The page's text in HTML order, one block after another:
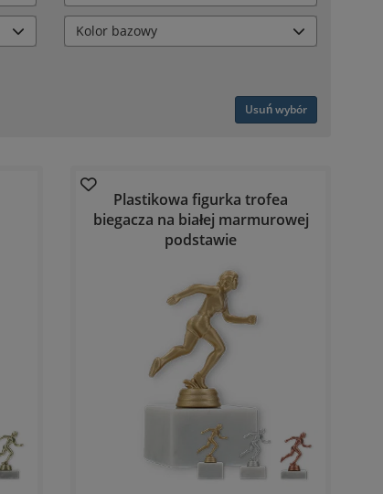
Kolor bazowy
Usuń wybór
Plastikowa figurka trofea
biegacza na białej marmurowej
podstawie